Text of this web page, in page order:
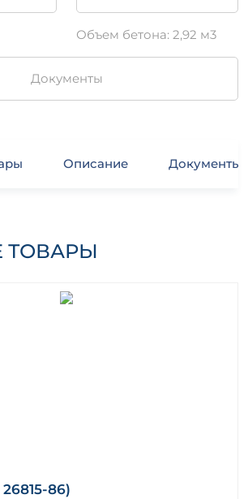
Объем бетона: 2,92 м3
Документы
Описание Документы
ТОВАРЫ
86)